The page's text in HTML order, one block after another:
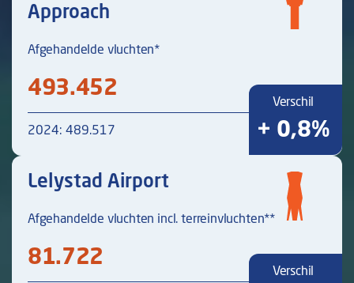
Approach
Afgehandelde vluchten*
493.452
2024: 489.517
Verschil
+ 0,8%
Lelystad Airport
Afgehandelde vluchten incl. terreinvluchten**
81.722
Verschil